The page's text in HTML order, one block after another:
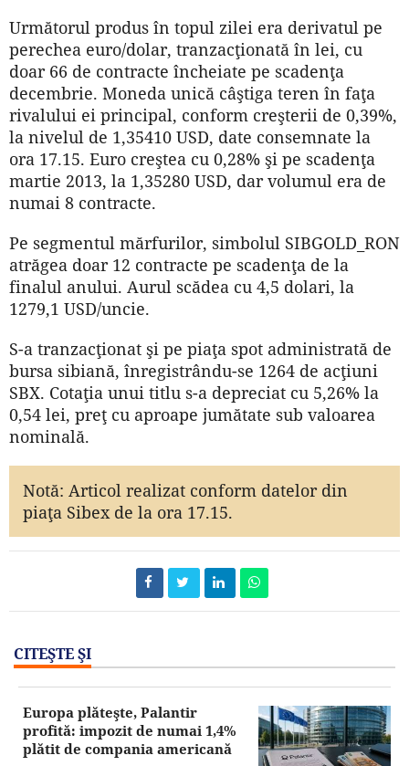
Următorul produs în topul zilei era derivatul pe
perechea euro/dolar, tranzacţionată în lei, cu
doar 66 de contracte încheiate pe scadenţa
decembrie. Moneda unică câştiga teren în faţa
rivalului ei principal, conform creşterii de 0,39%,
la nivelul de 1,35410 USD, date consemnate la
ora 17.15. Euro creştea cu 0,28% şi pe scadenţa
martie 2013, la 1,35280 USD, dar volumul era de
numai 8 contracte.
Pe segmentul mărfurilor, simbolul SIBGOLD_RON
atrăgea doar 12 contracte pe scadenţa de la
finalul anului. Aurul scădea cu 4,5 dolari, la
1279,1 USD/uncie.
S-a tranzacţionat şi pe piaţa spot administrată de
bursa sibiană, înregistrându-se 1264 de acţiuni
SBX. Cotaţia unui titlu s-a depreciat cu 5,26% la
0,54 lei, preţ cu aproape jumătate sub valoarea
nominală.
Notă: Articol realizat conform datelor din
piaţa Sibex de la ora 17.15.
CITEŞTE ŞI
Europa plăteşte, Palantir
profită: impozit de numai 1,4%
plătit de compania americană